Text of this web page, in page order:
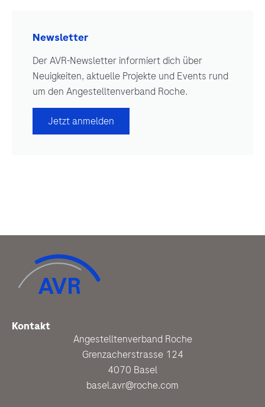
Newsletter
Der AVR-Newsletter informiert dich über
Neuigkeiten, aktuelle Projekte und Events rund
um den Angestelltenverband Roche.
Jetzt anmelden
Kontakt
Angestelltenverband Roche
Grenzacherstrasse 124
4070 Basel
basel.avr@roche.com